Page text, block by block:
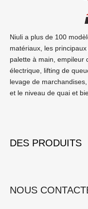
Niuli a plus de 100
matériaux, les
palette à main, empileur
électrique, lifting de
levage de
et le niveau de quai et
DES PRODUITS
NOUS